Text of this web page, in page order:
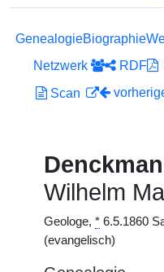
GenealogieBiographie
Netzwerk
RDF
Scan
Wilhelm
Geologe, * 6.5.1860
(evangelisch)